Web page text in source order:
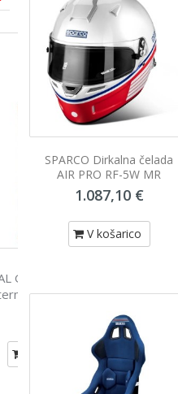
SPARCO Dirkalna čelada
AIR PRO RF-5W MR
1.087,10 €
V košarico
Limona in limeta
9,40 €
V košarico